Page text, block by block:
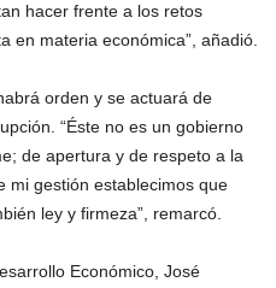
hacer frente a los retos
en materia económica”, añadió.
orden y se actuará de
“Éste no es un gobierno
de apertura y de respeto a la
mi gestión establecimos que
ley y firmeza”, remarcó.
Económico, José